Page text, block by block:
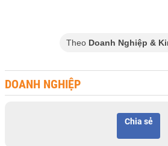
Theo Doanh Nghiệp &
DOANH NGHIỆP
Chia sẻ